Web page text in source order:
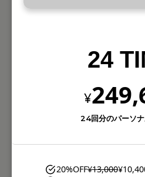
24
¥
24回分のパーソ
20%OFF¥13,000